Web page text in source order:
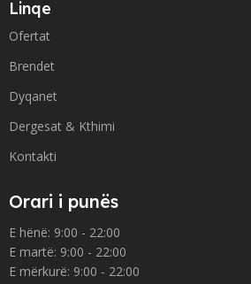
Linqe
Ofertat
Brendet
Dyqanet
Dergesat & Kthimi
Kontakti
Orari i punës
E hënë: 9:00 - 22:00
E martë: 9:00 - 22:00
E mërkurë: 9:00 - 22:00